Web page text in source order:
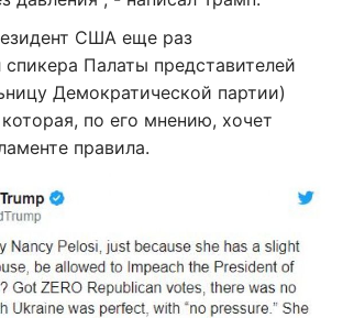
США еще раз
спикера Палаты представителей
Демократической партии)
по его мнению, хочет
правила.